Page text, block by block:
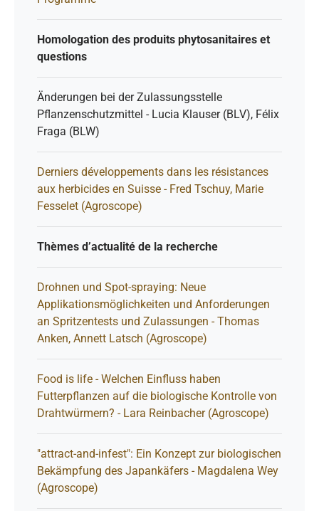
Homologation des produits phytosanitaires et
questions
Änderungen bei der Zulassungsstelle
Pflanzenschutzmittel - Lucia Klauser (BLV), Félix
Fraga (BLW)
Derniers développements dans les résistances
aux herbicides en Suisse - Fred Tschuy, Marie
Fesselet (Agroscope)
Thèmes d’actualité de la recherche
Drohnen und Spot-spraying: Neue
Applikationsmöglichkeiten und Anforderungen
an Spritzentests und Zulassungen - Thomas
Anken, Annett Latsch (Agroscope)
Food is life - Welchen Einfluss haben
Futterpflanzen auf die biologische Kontrolle von
Drahtwürmern? - Lara Reinbacher (Agroscope)
"attract-and-infest": Ein Konzept zur biologischen
Bekämpfung des Japankäfers - Magdalena Wey
(Agroscope)